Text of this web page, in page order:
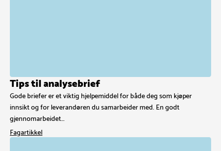
Tips til analysebrief
Gode briefer er et viktig hjelpemiddel for både deg som kjøper
innsikt og for leverandøren du samarbeider med. En godt
gjennomarbeidet…
Fagartikkel